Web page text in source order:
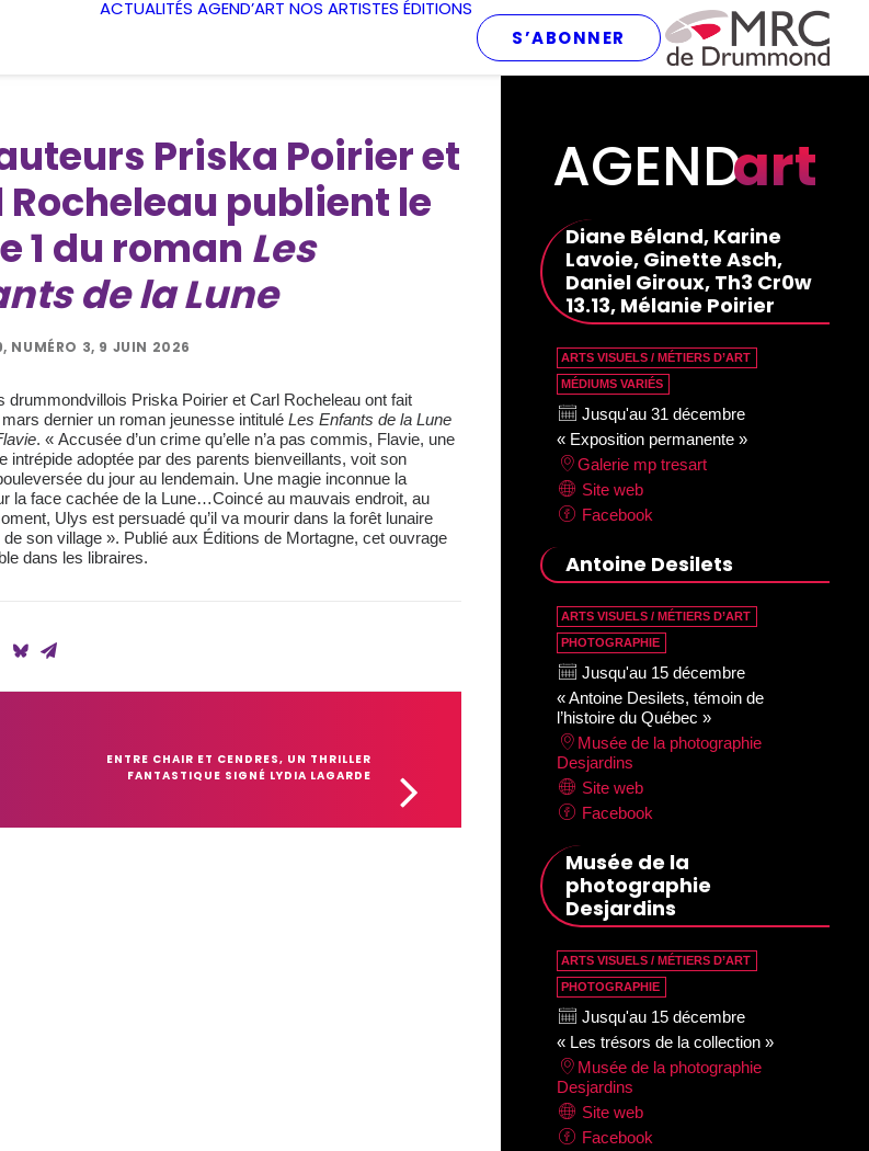
ACTUALITÉS AGEND’ART NOS ARTISTES ÉDITIONS
S’ABONNER
Priska Poirier et
Rocheleau publient le
1 du roman Les
de la Lune
NUMÉRO 3, 9 JUIN 2026
drummondvillois Priska Poirier et Carl Rocheleau ont fait
dernier un roman jeunesse intitulé Les Enfants de la Lune
. « Accusée d’un crime qu’elle n’a pas commis, Flavie, une
intrépide adoptée par des parents bienveillants, voit son
du jour au lendemain. Une magie inconnue la
la face cachée de la Lune…Coincé au mauvais endroit, au
Ulys est persuadé qu’il va mourir dans la forêt lunaire
son village ». Publié aux Éditions de Mortagne, cet ouvrage
dans les libraires.
ENTRE CHAIR ET CENDRES, UN THRILLER
FANTASTIQUE SIGNÉ LYDIA LAGARDE
AGENDart
Diane Béland, Karine
Lavoie, Ginette Asch,
Daniel Giroux, Th3 Cr0w
13.13, Mélanie Poirier
ARTS VISUELS / MÉTIERS D’ART
MÉDIUMS VARIÉS
Jusqu'au 31 décembre
« Exposition permanente »
Galerie mp tresart
Site web
Facebook
Antoine Desilets
ARTS VISUELS / MÉTIERS D’ART
PHOTOGRAPHIE
Jusqu'au 15 décembre
« Antoine Desilets, témoin de
l’histoire du Québec »
Musée de la photographie
Desjardins
Site web
Facebook
Musée de la
photographie
Desjardins
ARTS VISUELS / MÉTIERS D’ART
PHOTOGRAPHIE
Jusqu'au 15 décembre
« Les trésors de la collection »
Musée de la photographie
Desjardins
Site web
Facebook